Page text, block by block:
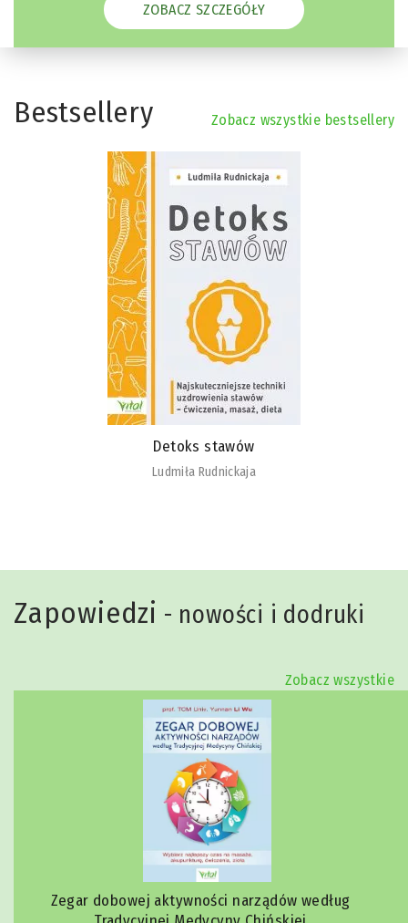
ZOBACZ SZCZEGÓŁY
Bestsellery Zobacz wszystkie bestsellery
Detoks stawów
Ludmiła Rudnickaja
Zapowiedzi - nowości i dodruki
Zobacz wszystkie
Zegar dobowej aktywności narządów według